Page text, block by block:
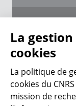
La gestion
cookies
La politique de
cookies du
mission de